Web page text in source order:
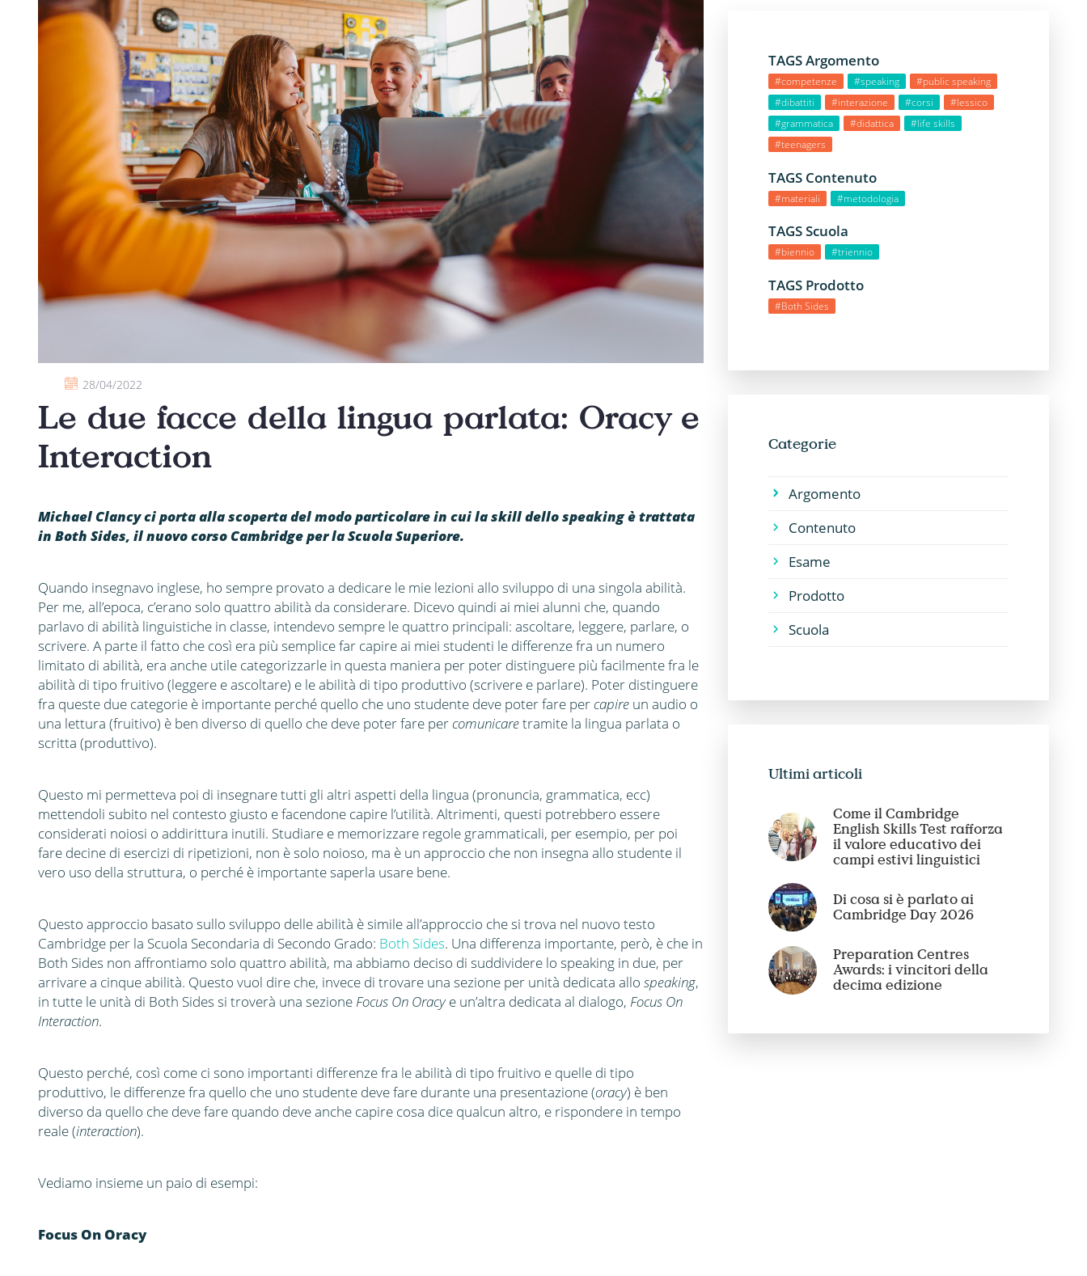
28/04/2022
Le due facce della lingua parlata: Oracy e
Interaction
Michael Clancy ci porta alla scoperta del modo particolare in cui la skill dello speaking è trattata
in Both Sides, il nuovo corso Cambridge per la Scuola Superiore.
Quando insegnavo inglese, ho sempre provato a dedicare le mie lezioni allo sviluppo di una singola abilità.
Per me, all’epoca, c’erano solo quattro abilità da considerare. Dicevo quindi ai miei alunni che, quando
parlavo di abilità linguistiche in classe, intendevo sempre le quattro principali: ascoltare, leggere, parlare, o
scrivere. A parte il fatto che così era più semplice far capire ai miei studenti le differenze fra un numero
limitato di abilità, era anche utile categorizzarle in questa maniera per poter distinguere più facilmente fra le
abilità di tipo fruitivo (leggere e ascoltare) e le abilità di tipo produttivo (scrivere e parlare). Poter distinguere
fra queste due categorie è importante perché quello che uno studente deve poter fare percapire un audio o
una lettura (fruitivo) è ben diverso di quello che deve poter fare percomunicaretramite la lingua parlata o
scritta (produttivo).
Questo mi permetteva poi di insegnare tutti gli altri aspetti della lingua (pronuncia, grammatica, ecc)
mettendoli subito nel contesto giusto e facendone capire l’utilità. Altrimenti, questi potrebbero essere
considerati noiosi o addirittura inutili. Studiare e memorizzare regole grammaticali, per esempio, per poi
fare decine di esercizi di ripetizioni, non è solo noioso, ma è un approccio che non insegna allo studente il
vero uso della struttura, o perché è importante saperla usare bene.
Questo approccio basato sullo sviluppo delle abilità è simile all’approccio che si trova nel nuovo testo
Cambridge per la Scuola Secondaria di Secondo Grado: Both Sides. Una differenza importante, però, è che in
Both Sides non affrontiamo solo quattro abilità, ma abbiamo deciso di suddividere lo speaking in due, per
arrivare a cinque abilità. Questo vuol dire che, invece di trovare una sezione per unità dedicata allo speaking,
in tutte le unità di Both Sides si troverà una sezione Focus On Oracye un’altra dedicata al dialogo, Focus On
Interaction.
Questo perché, così come ci sono importanti differenze fra le abilità di tipo fruitivo e quelle di tipo
produttivo, le differenze fra quello che uno studente deve fare durante una presentazione (oracy) è ben
diverso da quello che deve fare quando deve anche capire cosa dice qualcun altro, e rispondere in tempo
reale (interaction).
Vediamo insieme un paio di esempi:
Focus On Oracy
TAGS Argomento
#competenze #speaking
#public speaking
#dibattiti
#interazione #corsi
#lessico
#grammatica
#didattica
#life skills
#teenagers
TAGS Contenuto
#materiali #metodologia
TAGS Scuola
#biennio #triennio
TAGS Prodotto
#Both Sides
Categorie
Argomento
Contenuto
Esame
Prodotto
Scuola
Ultimi articoli
Come il Cambridge
English Skills Test rafforza
il valore educativo dei
campi estivi linguistici
Di cosa si è parlato ai
Cambridge Day 2026
Preparation Centres
Awards: i vincitori della
decima edizione